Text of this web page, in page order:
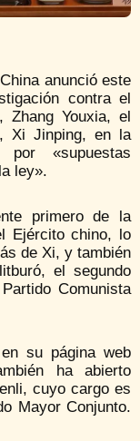
anunció este
contra el
Youxia, el
Xi Jinping, en la
«supuestas
ley».
primero de la
Ejército chino, lo
de Xi, y también
el segundo
Comunista
su página web
ha abierto
cuyo cargo es
Mayor Conjunto.